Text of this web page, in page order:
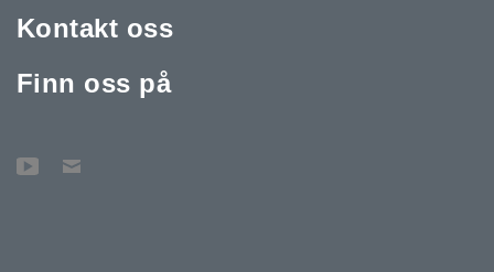
Kontakt oss
Finn oss på